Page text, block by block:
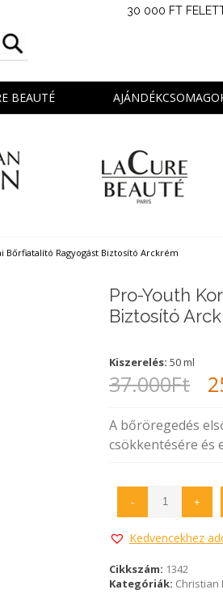
30 000 FT
BEAUTÉ
Bőrfiatalító Ragyogást Biztosító Arckrém
Pro-Youth
Biztosító
Kiszerelés: 50 ml
37.000Ft
A bőröregedés
csökkentésére és
- +
Kedvencekhez
Cikkszám: 1342
Kategóriák: Christian